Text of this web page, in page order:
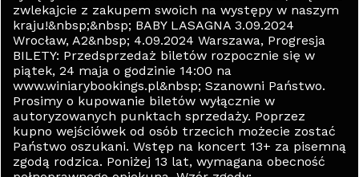
zwlekajcie z zakupem swoich na występy w naszym
kraju!&nbsp;&nbsp; BABY LASAGNA 3.09.2024
Wrocław, A2&nbsp; 4.09.2024 Warszawa, Progresja
BILETY: Przedsprzedaż biletów rozpocznie się w
piątek, 24 maja o godzinie 14:00 na
www.winiarybookings.pl&nbsp; Szanowni Państwo.
Prosimy o kupowanie biletów wyłącznie w
autoryzowanych punktach sprzedaży. Poprzez
kupno wejściówek od osób trzecich możecie zostać
Państwo oszukani. Wstęp na koncert 13+ za pisemną
zgodą rodzica. Poniżej 13 lat, wymagana obecność